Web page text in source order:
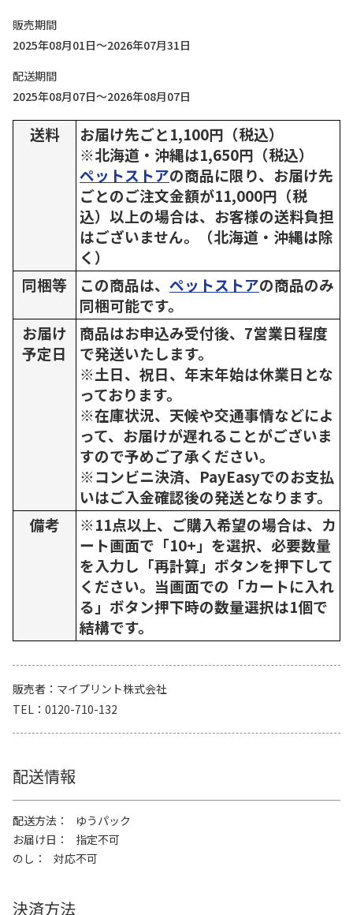
販売期間
2025年08月01日～2026年07月31日
配送期間
2025年08月07日～2026年08月07日
送料
お届け先ごと1,100円（税込）
※北海道・沖縄は1,650円（税込）
ペットストアの商品に限り、お届け先
ごとのご注文金額が11,000円（税
込）以上の場合は、お客様の送料負担
はございません。（北海道・沖縄は除
く）
同梱等
この商品は、 ペットストアの商品のみ
同梱可能です。
お届け
予定日
商品はお申込み受付後、7営業日程度
で発送いたします。
※土日、祝日、年末年始は休業日とな
っております。
※在庫状況、天候や交通事情などによ
って、お届けが遅れることがございま
すので予めご了承ください。
※コンビニ決済、PayEasyでのお支払
いはご入金確認後の発送となります。
備考
※11点以上、ご購入希望の場合は、カ
ート画面で「10+」を選択、必要数量
を入力し「再計算」ボタンを押下して
ください。当画面での「カートに入れ
る」ボタン押下時の数量選択は1個で
結構です。
販売者
マイプリント株式会社
TEL
0120-710-132
配送情報
配送方法
ゆうパック
お届け日
指定不可
のし
対応不可
決済方法